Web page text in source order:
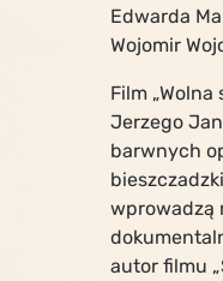
Edwarda
Wojomir
Film „Wolna
Jerzego
barwnych
wprowadzą
autor filmu